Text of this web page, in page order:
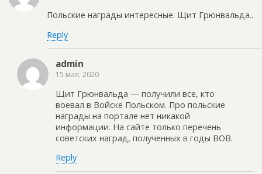
Польские награды интересные. Щит Грюнвальда..
Reply
admin
15 мая, 2020
Щит Грюнвальда — получили все, кто
воевал в Войске Польском. Про польские
награды на портале нет никакой
информации. На сайте только перечень
советских наград, полученных в годы ВОВ.
Reply